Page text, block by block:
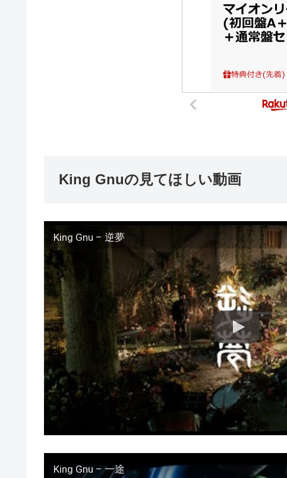
King Gnuの見てほしい動画
King Gnu – 逆夢
King Gnu – 一途